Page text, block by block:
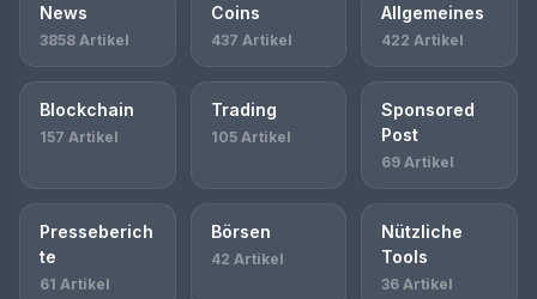
News
3858 Artikel
Coins
437 Artikel
Allgemeines
422 Artikel
Blockchain
157 Artikel
Trading
105 Artikel
Sponsored
Post
69 Artikel
Presseberich
te
61 Artikel
Börsen
42 Artikel
Nützliche
Tools
36 Artikel